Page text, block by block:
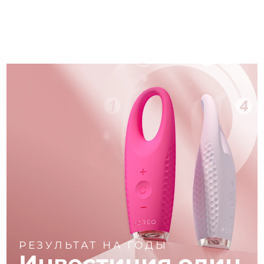
РЕЗУЛЬТАТ НА ГОДЫ